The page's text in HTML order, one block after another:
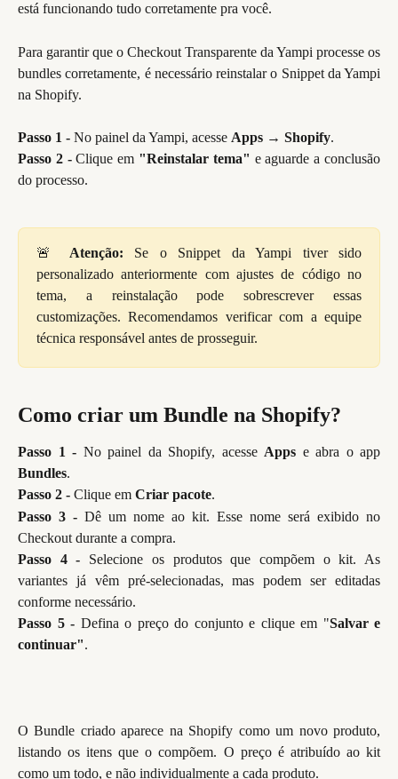
está funcionando tudo corretamente pra você.
Para garantir que o Checkout Transparente da Yampi processe os
bundles corretamente, é necessário reinstalar o Snippet da Yampi
na Shopify.
Passo 1 - No painel da Yampi, acesse Apps → Shopify.
Passo 2 -Clique em "Reinstalar tema" e aguarde a conclusão
do processo.
🚨 Atenção: Se o Snippet da Yampi tiver sido
personalizado anteriormente com ajustes de código no
tema, a reinstalação pode sobrescrever essas
customizações. Recomendamos verificar com a equipe
técnica responsável antes de prosseguir.
Como criar um Bundle na Shopify?
Passo 1 - No painel da Shopify, acesse Apps e abra o app
Bundles.
Passo 2 - Clique em Criar pacote.
Passo 3 - Dê um nome ao kit. Esse nome será exibido no
Checkout durante a compra.
Passo 4 - Selecione os produtos que compõem o kit. As
variantes já vêm pré-selecionadas, mas podem ser editadas
conforme necessário.
Passo 5 - Defina o preço do conjunto e clique em "Salvar e
continuar".
O Bundle criado aparece na Shopify como um novo produto,
listando os itens que o compõem. O preço é atribuído ao kit
como um todo, e não individualmente a cada produto.